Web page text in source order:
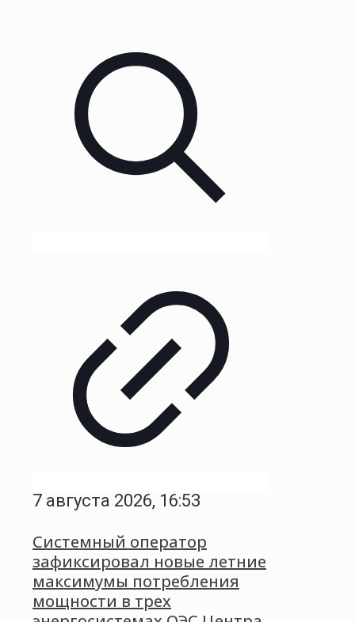
7 августа 2026, 16:53
Системный оператор
зафиксировал новые летние
максимумы потребления
мощности в трех